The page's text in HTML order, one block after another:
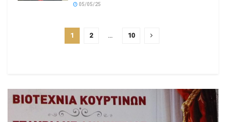
05/05/25
1 2 … 10